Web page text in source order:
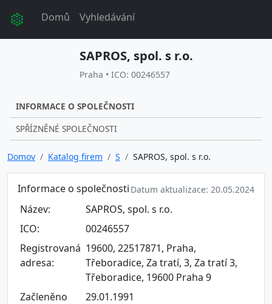
Domů Vyhledávání
SAPROS, spol. s r.o.
Praha • ICO: 00246557
INFORMACE O SPOLEČNOSTI
SPŘÍZNĚNÉ SPOLEČNOSTI
Domov Katalog firem S SAPROS, spol. s r.o.
Informace o společnosti Datum aktualizace: 20.05.2024
Název:
SAPROS, spol. s r.o.
ICO:
00246557
Registrovaná
adresa:
19600, 22517871, Praha,
Třeboradice, Za tratí, 3, Za tratí 3,
Třeboradice, 19600 Praha 9
Začleněno
29.01.1991